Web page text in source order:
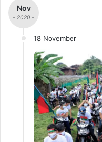
Nov
- 2020 -
18 November